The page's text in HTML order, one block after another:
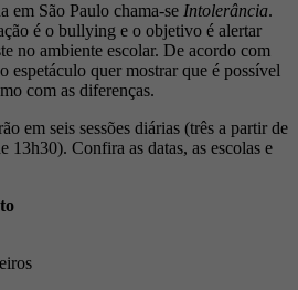
em São Paulo chama-se Intolerância.
é o bullying e o objetivo é alertar
no ambiente escolar. De acordo com
espetáculo quer mostrar que é possível
com as diferenças.
em seis sessões diárias (três a partir de
13h30). Confira as datas, as escolas e